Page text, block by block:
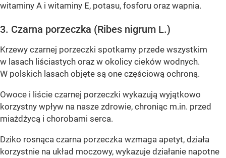
witaminy A i witaminy E, potasu, fosforu oraz wapnia.
3. Czarna porzeczka (Ribes nigrum L.)
Krzewy czarnej porzeczki spotkamy przede wszystkim
w lasach liściastych oraz w okolicy cieków wodnych.
W polskich lasach objęte są one częściową ochroną.
Owoce i liście czarnej porzeczki wykazują wyjątkowo
korzystny wpływ na nasze zdrowie, chroniąc m.in. przed
miażdżycą i chorobami serca.
Dziko rosnąca czarna porzeczka wzmaga apetyt, działa
korzystnie na układ moczowy, wykazuje działanie napotne